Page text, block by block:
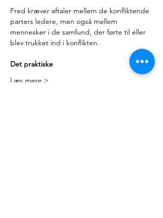
Fred kræver aftaler mellem de konfliktende
parters ledere, men også mellem
mennesker i de samfund, der førte til eller
blev trukket ind i konflikten.
Det praktiske
Læs mere >